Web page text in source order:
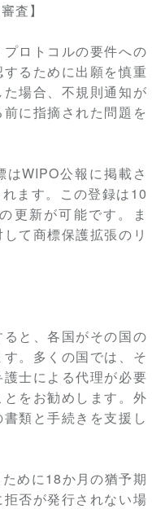
査】
ロトコルの要件への
るために出願を慎重
場合、不規則通知が
に指摘された問題を
WIPO公報に掲載さ
ます。この登録は10
更新が可能です。ま
て商標保護拡張のリ
と、各国がその国の
。多くの国では、そ
士による代理が必要
をお勧めします。外
類と手続きを支援し
めに18か月の猶予期
否が発行されない場